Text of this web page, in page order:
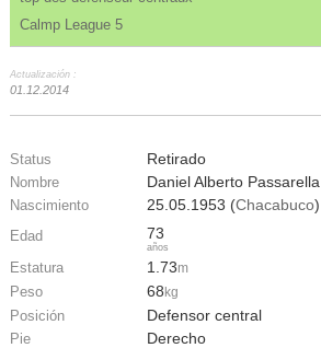
Calmp League 5
Actualización :
01.12.2014
Status Retirado
Nombre Daniel Alberto Passarella
Nascimiento 25.05.1953 (Chacabuco)
Edad 73
años
Estatura 1.73m
Peso 68 kg
Posición Defensor central
Pie Derecho